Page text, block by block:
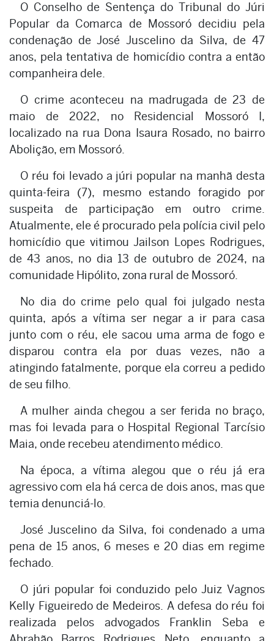
O Conselho de Sentença do Tribunal do Júri
Popular da Comarca de Mossoró decidiu pela
condenação de José Juscelino da Silva, de 47
anos, pela tentativa de homicídio contra a então
companheira dele.
O crime aconteceu na madrugada de 23 de
maio de 2022, no Residencial Mossoró I,
localizado na rua Dona Isaura Rosado, no bairro
Abolição, em Mossoró.
O réu foi levado a júri popular na manhã desta
quinta-feira (7), mesmo estando foragido por
suspeita de participação em outro crime.
Atualmente, ele é procurado pela polícia civil pelo
homicídio que vitimou Jailson Lopes Rodrigues,
de 43 anos, no dia 13 de outubro de 2024, na
comunidade Hipólito, zona rural de Mossoró.
No dia do crime pelo qual foi julgado nesta
quinta, após a vítima ser negar a ir para casa
junto com o réu, ele sacou uma arma de fogo e
disparou contra ela por duas vezes, não a
atingindo fatalmente, porque ela correu a pedido
de seu filho.
A mulher ainda chegou a ser ferida no braço,
mas foi levada para o Hospital Regional Tarcísio
Maia, onde recebeu atendimento médico.
Na época, a vítima alegou que o réu já era
agressivo com ela há cerca de dois anos, mas que
temia denunciá-lo.
José Juscelino da Silva, foi condenado a uma
pena de 15 anos, 6 meses e 20 dias em regime
fechado.
O júri popular foi conduzido pelo Juiz Vagnos
Kelly Figueiredo de Medeiros. A defesa do réu foi
realizada pelos advogados Franklin Seba e